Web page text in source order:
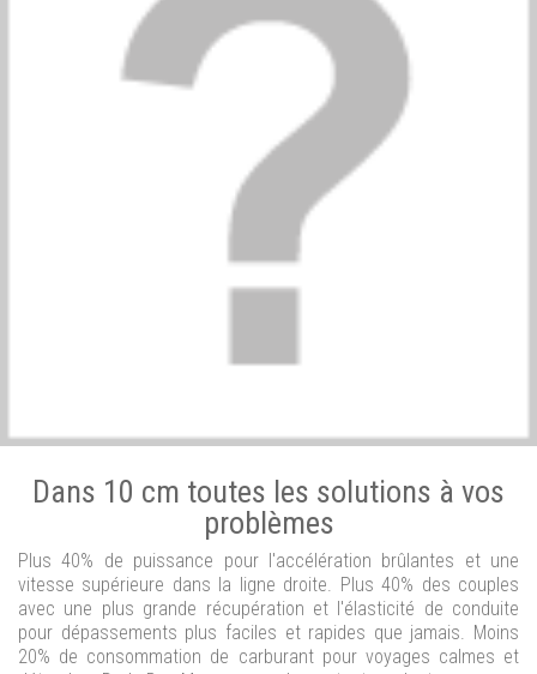
Dans 10 cm toutes les solutions à vos
problèmes
Plus 40% de puissance pour l'accélération brûlantes et une
vitesse supérieure dans la ligne droite. Plus 40% des couples
avec une plus grande récupération et l'élasticité de conduite
pour dépassements plus faciles et rapides que jamais. Moins
20% de consommation de carburant pour voyages calmes et